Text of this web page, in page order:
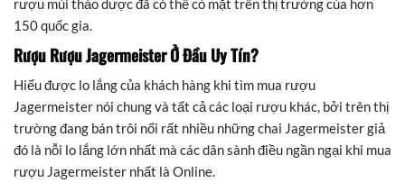
rượu mùi thảo dược đã có thể có mặt trên thị trường của hơn
150 quốc gia.
Rượu Rượu Jagermeister Ở Đầu Uy Tín?
Hiểu được lo lắng của khách hàng khi tìm mua rượu
Jagermeister nói chung và tất cả các loại rượu khác, bởi trên thị
trường đang bán trôi nổi rất nhiều những chai Jagermeister giả
đó là nỗi lo lắng lớn nhất mà các dân sành điều ngần ngại khi mua
rượu Jagermeister nhất là Online.